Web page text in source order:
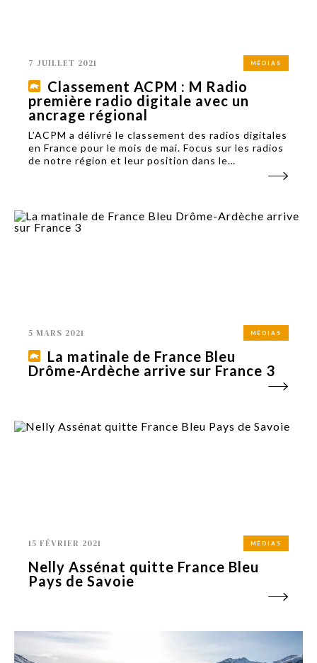
7 JUILLET 2021 MÉDIAS
Classement ACPM : M Radio
première radio digitale avec un
ancrage régional
L’ACPM a délivré le classement des radios digitales
en France pour le mois de mai. Focus sur les radios
de notre région et leur position dans le
5 MARS 2021 MÉDIAS
La matinale de France Bleu
Drôme-Ardèche arrive sur France 3
15 FÉVRIER 2021 MÉDIAS
Nelly Assénat quitte France Bleu
Pays de Savoie